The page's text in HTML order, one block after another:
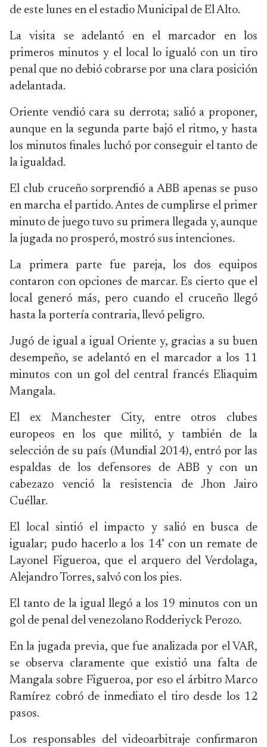
de este lunes en el estadio Municipal de El Alto.
La visita se adelantó en el marcador en los
primeros minutos y el local lo igualó con un tiro
penal que no debió cobrarse por una clara posición
adelantada.
Oriente vendió cara su derrota; salió a proponer,
aunque en la segunda parte bajó el ritmo, y hasta
los minutos finales luchó por conseguir el tanto de
la igualdad.
El club cruceño sorprendió a ABB apenas se puso
en marcha el partido. Antes de cumplirse el primer
minuto de juego tuvo su primera llegada y, aunque
la jugada no prosperó, mostró sus intenciones.
La primera parte fue pareja, los dos equipos
contaron con opciones de marcar. Es cierto que el
local generó más, pero cuando el cruceño llegó
hasta la portería contraria, llevó peligro.
Jugó de igual a igual Oriente y, gracias a su buen
desempeño, se adelantó en el marcador a los 11
minutos con un gol del central francés Eliaquim
Mangala.
El ex Manchester City, entre otros clubes
europeos en los que militó, y también de la
selección de su país (Mundial 2014), entró por las
espaldas de los defensores de ABB y con un
cabezazo venció la resistencia de Jhon Jairo
Cuéllar.
El local sintió el impacto y salió en busca de
igualar; pudo hacerlo a los 14’ con un remate de
Layonel Figueroa, que el arquero del Verdolaga,
Alejandro Torres, salvó con los pies.
El tanto de la igual llegó a los 19 minutos con un
gol de penal del venezolano Rodderiyck Perozo.
En la jugada previa, que fue analizada por el VAR,
se observa claramente que existió una falta de
Mangala sobre Figueroa, por eso el árbitro Marco
Ramírez cobró de inmediato el tiro desde los 12
pasos.
Los responsables del videoarbitraje confirmaron